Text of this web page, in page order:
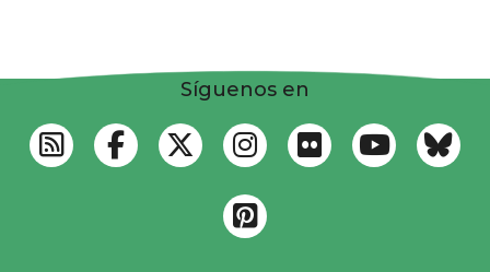
Síguenos en